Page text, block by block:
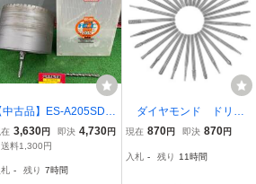
中古品】ES-A205SDS
ニカ 単機能コアドリル
S(イーエス) ALC用 A
ITUMBV5U5GT8
3,630円 即決 4,730円
送料1,300円
札 - 残り 7時間
ダイヤモンド ドリル
ビット ペンルーター
リル グラインダー 電
現在 870円 即決 870円
入札 - 残り 11時間